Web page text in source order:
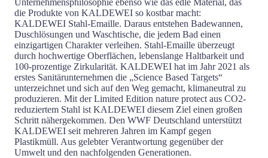
die Produkte von KALDEWEI so kostbar macht:
KALDEWEI Stahl-Emaille. Daraus entstehen Badewannen,
Duschlösungen und Waschtische, die jedem Bad einen
einzigartigen Charakter verleihen. Stahl-Emaille überzeugt
durch hochwertige Oberflächen, lebenslange Haltbarkeit und
100-prozentige Zirkularität. KALDEWEI hat im Jahr 2021 als
erstes Sanitärunternehmen die „Science Based Targets“
unterzeichnet und sich auf den Weg gemacht, klimaneutral zu
produzieren. Mit der Limited Edition nature protect aus CO2-
reduziertem Stahl ist KALDEWEI diesem Ziel einen großen
Schritt nähergekommen. Den WWF Deutschland unterstützt
KALDEWEI seit mehreren Jahren im Kampf gegen
Plastikmüll. Aus gelebter Verantwortung gegenüber der
Umwelt und den nachfolgenden Generationen.